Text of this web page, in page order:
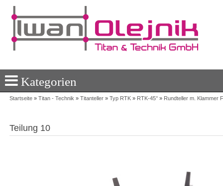
Kategorien
Startseite »Titan - Technik »Titanteller »Typ RTK » RTK-45° » Rundteller m. Klammer
Teilung 10